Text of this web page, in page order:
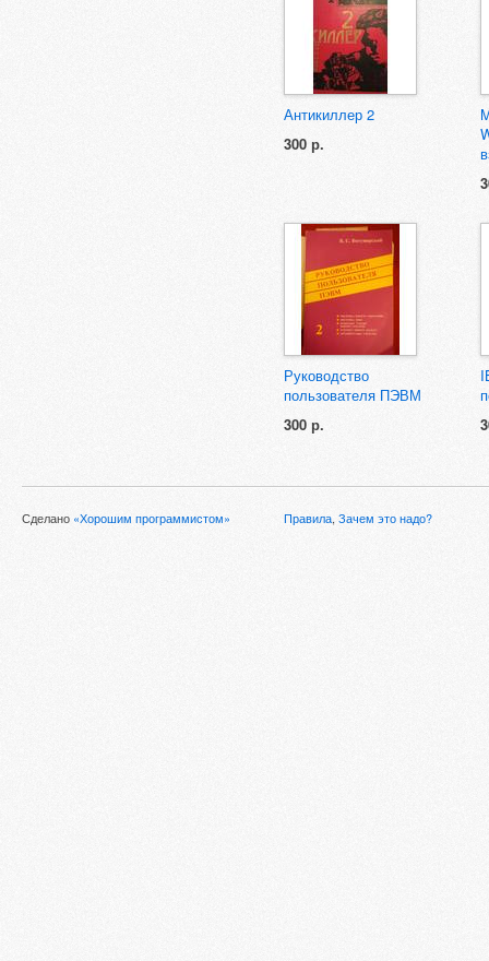
Антикиллер 2
300 р.
Руководство
пользователя ПЭВМ
300 р.
Сделано «Хорошим программистом» Правила, Зачем это надо?